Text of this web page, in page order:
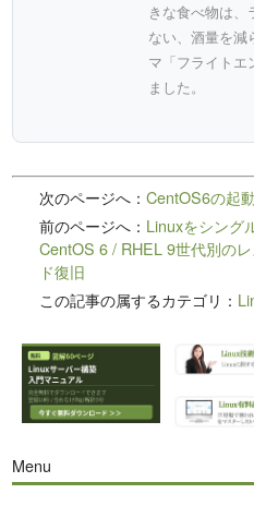
きな食べ物は
ない、酒量を減
マ「フライトエ
ました。
次のページへ：CentOS6の起
前のページへ： Linuxをシング
CentOS 6 / RHEL 9世代別の
ド復旧
この記事の属するカテゴリ：
Menu